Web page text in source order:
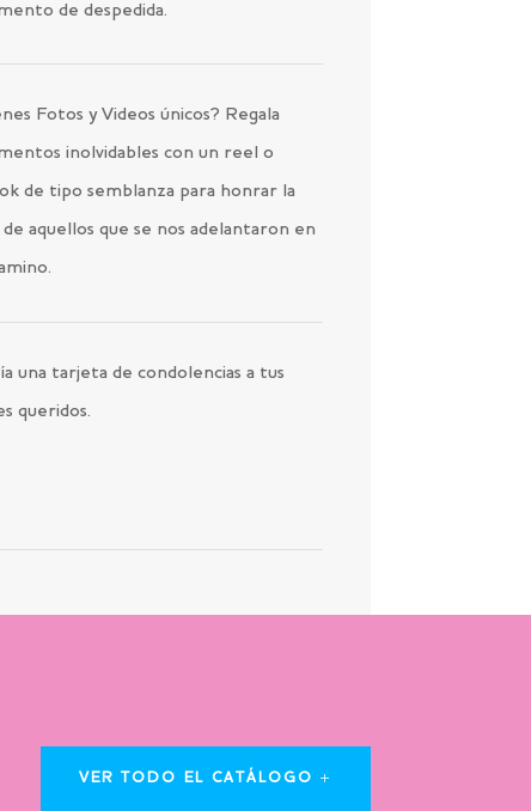
de despedida.
Fotos y Videos únicos? Regala
inolvidables con un reel o
de tipo semblanza para honrar la
de aquellos que se nos adelantaron en
una tarjeta de condolencias a tus
queridos.
VER TODO EL CATÁLOGO